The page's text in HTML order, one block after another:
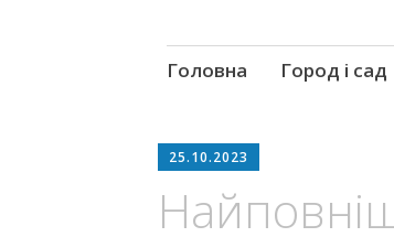
Skip
Головна Город і сад
25.10.2023